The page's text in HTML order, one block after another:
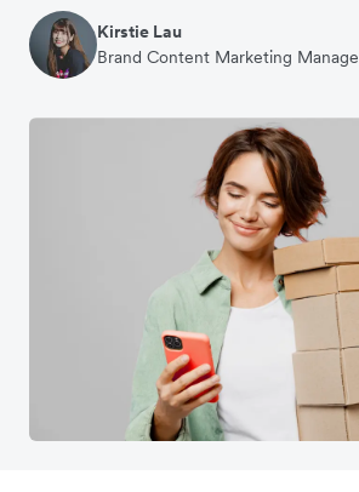
Kirstie Lau
Brand Content Marketing